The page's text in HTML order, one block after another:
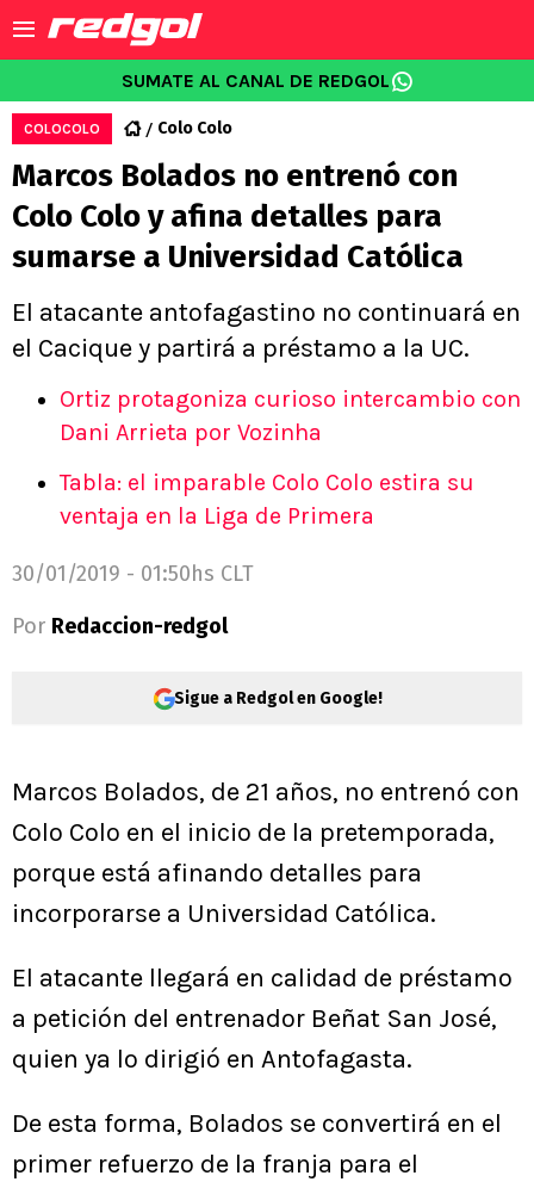
SUMATE AL CANAL DE REDGOL
COLOCOLO Colo Colo
Marcos Bolados no entrenó con
Colo Colo y afina detalles para
sumarse a Universidad Católica
El atacante antofagastino no continuará en
el Cacique y partirá a préstamo a la UC.
Ortiz protagoniza curioso intercambio con
Dani Arrieta por Vozinha
Tabla: el imparable Colo Colo estira su
ventaja en la Liga de Primera
30/01/2019 - 01:50hs CLT
Por Redaccion-redgol
Sigue a Redgol en Google!
Marcos Bolados, de 21 años, no entrenó con
Colo Colo en el inicio de la pretemporada,
porque está afinando detalles para
incorporarse a Universidad Católica.
El atacante llegará en calidad de préstamo
a petición del entrenador Beñat San José,
quien ya lo dirigió en Antofagasta.
De esta forma, Bolados se convertirá en el
primer refuerzo de la franja para el